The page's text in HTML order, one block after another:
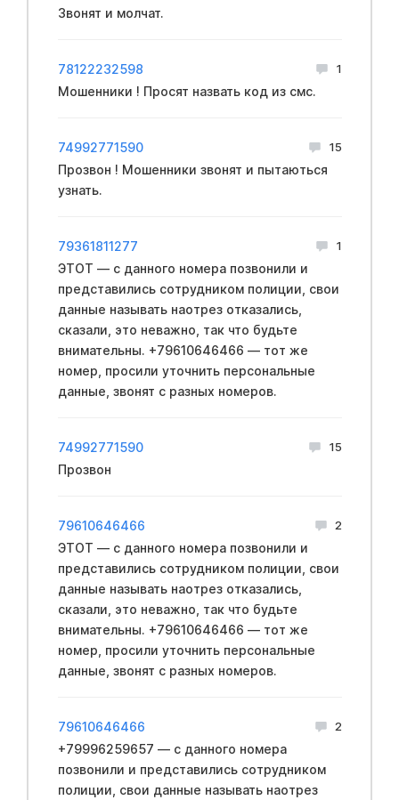
Звонят и молчат.
78122232598 1
Мошенники ! Просят назвать код из смс.
74992771590 15
Прозвон ! Мошенники звонят и пытаються
узнать.
79361811277 1
ЭТОТ — с данного номера позвонили и
представились сотрудником полиции, свои
данные называть наотрез отказались,
сказали, это неважно, так что будьте
внимательны. +79610646466 — тот же
номер, просили уточнить персональные
данные, звонят с разных номеров.
74992771590 15
Прозвон
79610646466 2
ЭТОТ — с данного номера позвонили и
представились сотрудником полиции, свои
данные называть наотрез отказались,
сказали, это неважно, так что будьте
внимательны. +79610646466 — тот же
номер, просили уточнить персональные
данные, звонят с разных номеров.
79610646466 2
+79996259657 — с данного номера
позвонили и представились сотрудником
полиции, свои данные называть наотрез